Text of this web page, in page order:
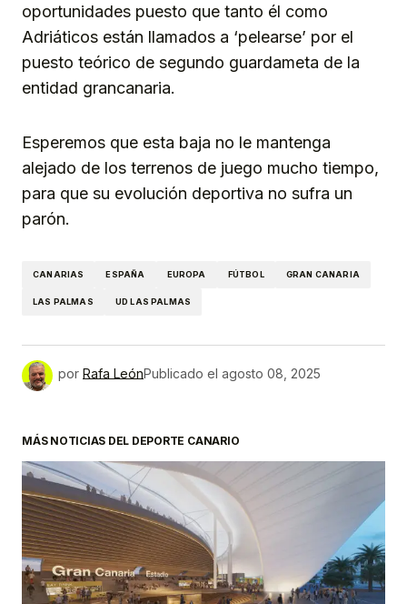
oportunidades puesto que tanto él como
Adriáticos están llamados a ‘pelearse’ por el
puesto teórico de segundo guardameta de la
entidad grancanaria.
Esperemos que esta baja no le mantenga
alejado de los terrenos de juego mucho tiempo,
para que su evolución deportiva no sufra un
parón.
CANARIAS ESPAÑA EUROPA FÚTBOL GRAN CANARIA
LAS PALMAS UD LAS PALMAS
por Rafa LeónPublicado el agosto 08, 2025
MÁS NOTICIAS DEL DEPORTE CANARIO